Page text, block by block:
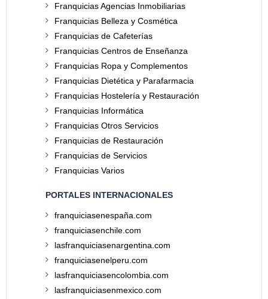
Franquicias Agencias Inmobiliarias
Franquicias Belleza y Cosmética
Franquicias de Cafeterías
Franquicias Centros de Enseñanza
Franquicias Ropa y Complementos
Franquicias Dietética y Parafarmacia
Franquicias Hostelería y Restauración
Franquicias Informática
Franquicias Otros Servicios
Franquicias de Restauración
Franquicias de Servicios
Franquicias Varios
PORTALES INTERNACIONALES
franquiciasenespaña.com
franquiciasenchile.com
lasfranquiciasenargentina.com
franquiciasenelperu.com
lasfranquiciasencolombia.com
lasfranquiciasenmexico.com